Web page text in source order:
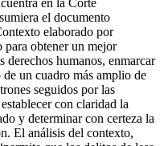
el documento
elaborado por
obtener un mejor
derechos humanos, enmarcar
un cuadro más amplio de
seguidos por las
con claridad la
y determinar con certeza la
El análisis del contexto,